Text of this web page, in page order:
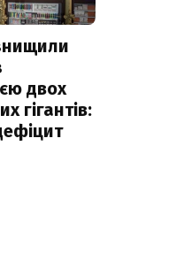
двох
гігантів: